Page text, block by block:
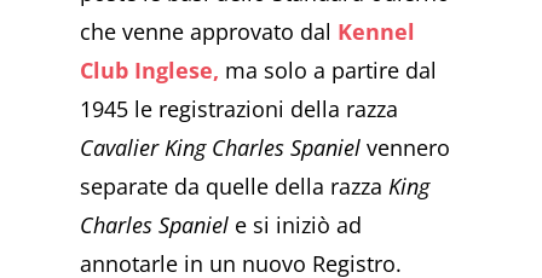
che venne approvato dal Kennel
Club Inglese, ma solo a partire dal
1945 le registrazioni della razza
Cavalier King Charles Spaniel vennero
separate da quelle della razza King
Charles Spaniel e si iniziò ad
annotarle in un nuovo Registro.